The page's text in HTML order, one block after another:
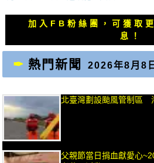
覽
文
章：
加入FB粉絲團，可獲取
息！
熱門新聞 2026年8月8日
北臺灣劃設颱風管制區
父親節當日捐血獻愛心